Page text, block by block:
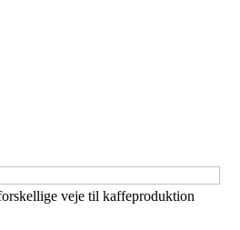
veje til kaffeproduktion